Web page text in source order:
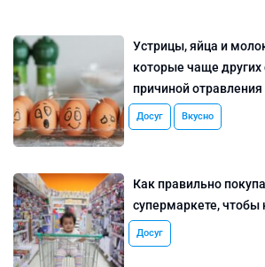
Устрицы, яйца и
которые чаще других
причиной отравления
Досуг Вкусно
Как правильно
супермаркете, чтобы
Досуг